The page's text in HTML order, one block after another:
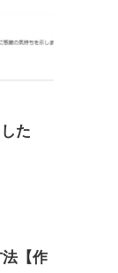
た
【作